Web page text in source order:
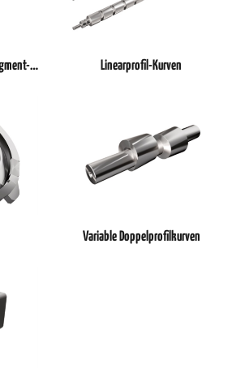
Hohl-Flachkurven in Mehrsegment-Bauweise Linearprofil-Kurven
Variable Doppelprofilkurven